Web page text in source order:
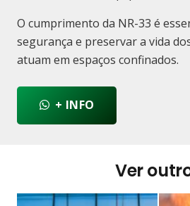
O cumprimento da NR-33 é
segurança e preservar a vida
atuam em espaços confinados.
+ INFO
Ver